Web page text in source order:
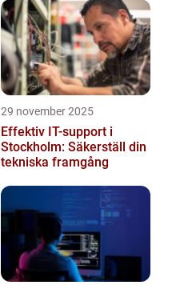
29 november 2025
Effektiv IT-support i
Stockholm: Säkerställ din
tekniska framgång